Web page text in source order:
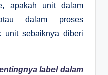
apakah unit dalam
dalam proses
unit sebaiknya diberi
label dalam